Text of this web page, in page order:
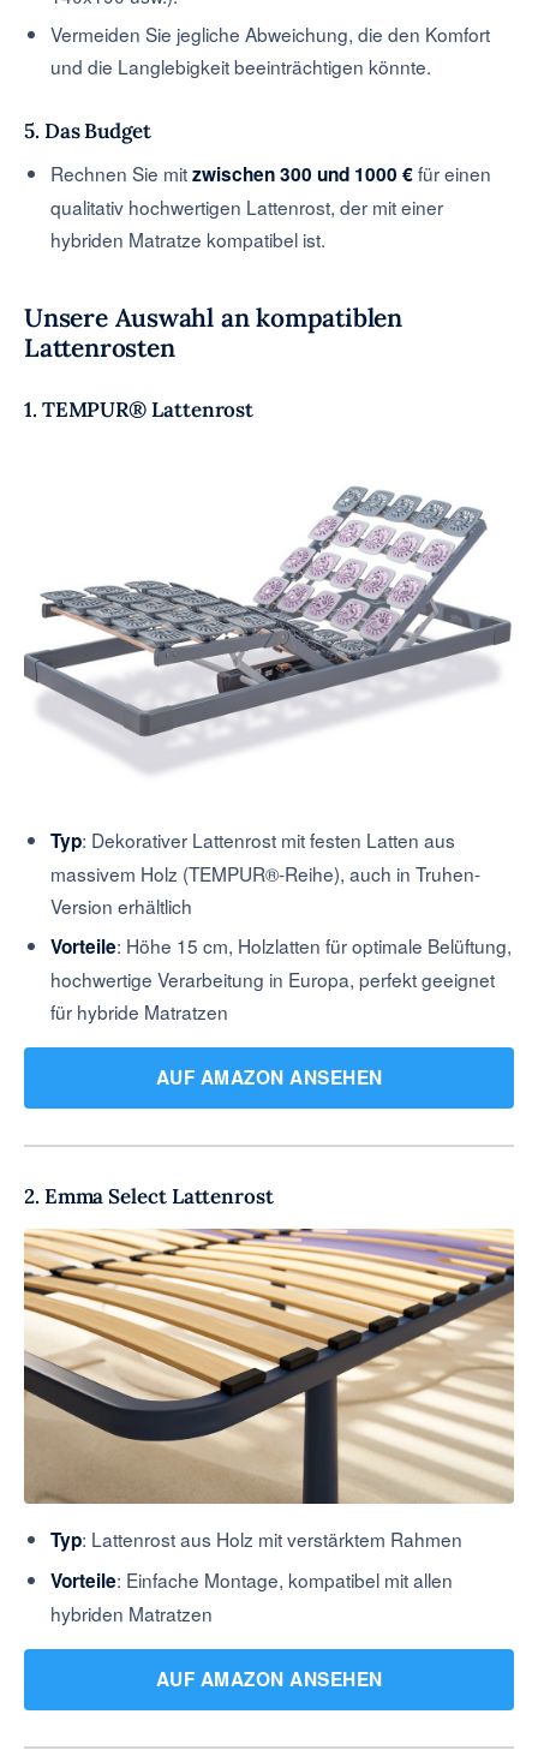
Vermeiden Sie jegliche Abweichung, die den Komfort
und die Langlebigkeit beeinträchtigen könnte.
5. Das Budget
Rechnen Sie mitzwischen 300 und 1000 €für einen
qualitativ hochwertigen Lattenrost, der mit einer
hybriden Matratze kompatibel ist.
Unsere Auswahl an kompatiblen
Lattenrosten
1. TEMPUR® Lattenrost
Typ: Dekorativer Lattenrost mit festen Latten aus
massivem Holz (TEMPUR®-Reihe), auch in Truhen-
Version erhältlich
Vorteile: Höhe 15 cm, Holzlatten für optimale Belüftung,
hochwertige Verarbeitung in Europa, perfekt geeignet
für hybride Matratzen
AUF AMAZON ANSEHEN
2. Emma Select Lattenrost
Typ: Lattenrost aus Holz mit verstärktem Rahmen
Vorteile: Einfache Montage, kompatibel mit allen
hybriden Matratzen
AUF AMAZON ANSEHEN